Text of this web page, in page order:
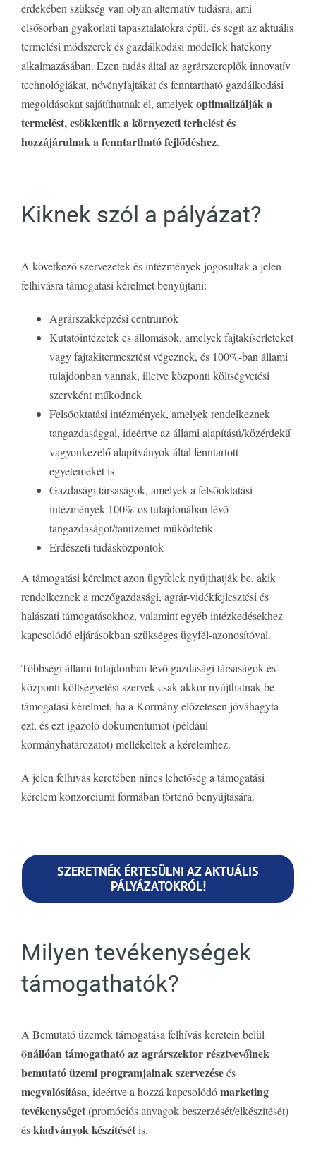
érdekében szükség van olyan alternatív tudásra, ami
elsősorban gyakorlati tapasztalatokra épül, és segít az aktuális
termelési módszerek és gazdálkodási modellek hatékony
alkalmazásában. Ezen tudás által az agrárszereplők innovatív
technológiákat, növényfajtákat és fenntartható gazdálkodási
megoldásokat sajátíthatnak el, amelyekoptimalizálják a
termelést, csökkentik a környezeti terhelést és
hozzájárulnak a fenntartható fejlődéshez.
Kiknek szól a pályázat?
A következő szervezetek és intézmények jogosultak a jelen
felhívásra támogatási kérelmet benyújtani:
Agrárszakképzési centrumok
Kutatóintézetek és állomások, amelyek fajtakísérleteket
vagy fajtakitermesztést végeznek, és 100%-ban állami
tulajdonban vannak, illetve központi költségvetési
szervként működnek
Felsőoktatási intézmények, amelyek rendelkeznek
tangazdasággal, ideértve az állami alapítású/közérdekű
vagyonkezelő alapítványok által fenntartott
egyetemeket is
Gazdasági társaságok, amelyek a felsőoktatási
intézmények 100%-os tulajdonában lévő
tangazdaságot/tanüzemet működtetik
Erdészeti tudásközpontok
A támogatási kérelmet azon ügyfelek nyújthatják be, akik
rendelkeznek a mezőgazdasági, agrár-vidékfejlesztési és
halászati támogatásokhoz, valamint egyéb intézkedésekhez
kapcsolódó eljárásokban szükséges ügyfél-azonosítóval.
Többségi állami tulajdonban lévő gazdasági társaságok és
központi költségvetési szervek csak akkor nyújthatnak be
támogatási kérelmet, ha a Kormány előzetesen jóváhagyta
ezt, és ezt igazoló dokumentumot (például
kormányhatározatot) mellékeltek a kérelemhez.
A jelen felhívás keretében nincs lehetőség a támogatási
kérelem konzorciumi formában történő benyújtására.
SZERETNÉK ÉRTESÜLNI AZ AKTUÁLIS
PÁLYÁZATOKRÓL!
Milyen tevékenységek
támogathatók?
A Bemutató üzemek támogatása felhívás keretein belül
önállóan támogathatóaz agrárszektor résztvevőinek
bemutató üzemi programjainak szervezéseés
megvalósítása, ideértve a hozzá kapcsolódómarketing
tevékenységet(promóciós anyagok beszerzését/elkészítését)
éskiadványok készítésétis.